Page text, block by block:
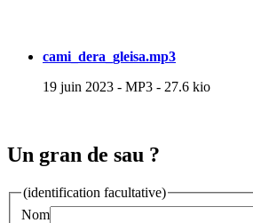
cami_dera_gleisa.mp3
19 juin 2023 - MP3 - 27.6 kio
Un gran de sau ?
(identification facultative)
Nom